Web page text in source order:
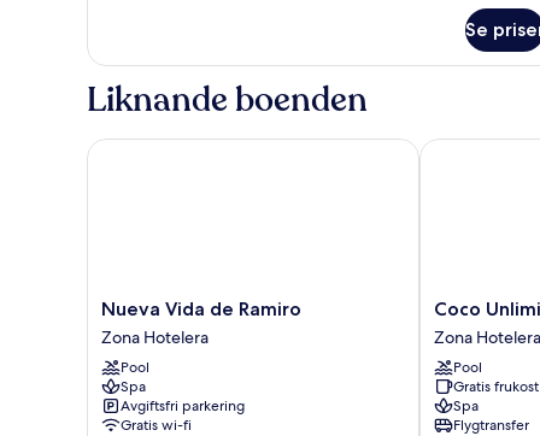
Se
Liknande boenden
Nueva
Vida
de
Ramiro
Zona
Hotelera
Nueva Vida de Ramiro
Zona Hotelera
Pool
Spa
Avgiftsfri parkering
Gratis wi-fi
Nueva Vida de Ramiro
Coco
Unlimited
Zona
Hotelera
Coco
Zona Hotelera
Pool
Gratis frukost
Spa
Flygtransfer
Coco